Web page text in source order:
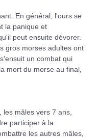
En général, l'ours se
la panique et
peut ensuite dévorer.
gros morses adultes ont
un combat qui
mort du morse au final,
mâles vers 7 ans,
participer à la
les autres mâles,